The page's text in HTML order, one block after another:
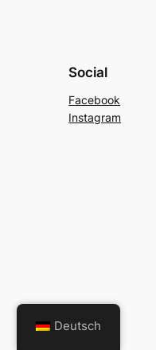
Social
Facebook
Instagram
Deutsch